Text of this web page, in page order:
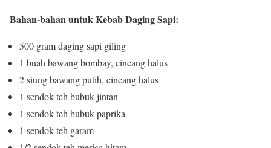
Bahan-bahan untuk Kebab Daging Sapi:
500 gram daging sapi giling
1 buah bawang bombay, cincang halus
2 siung bawang putih, cincang halus
1 sendok teh bubuk jintan
1 sendok teh bubuk paprika
1 sendok teh garam